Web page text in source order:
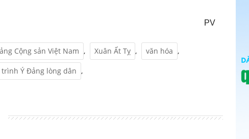
PV
Cộng sản Việt Nam , Xuân Ất Tỵ , văn hóa ,
Ý Đảng lòng dân ,